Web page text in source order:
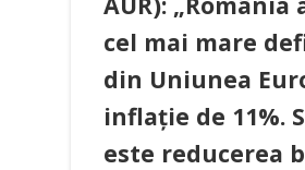
cel mai mare
din Uniunea
inflație de 11%.
este reducerea